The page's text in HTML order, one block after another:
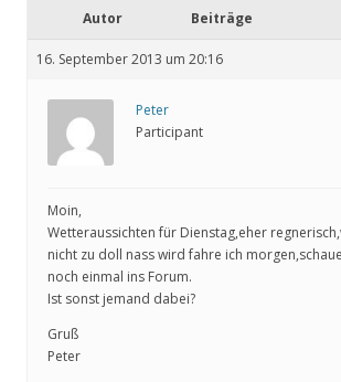
Autor Beiträge
16. September 2013 um 20:16
Peter
Participant
Moin,
Wetteraussichten für Dienstag,eher
nicht zu doll nass wird fahre ich
noch einmal ins Forum.
Ist sonst jemand dabei?
Gruß
Peter